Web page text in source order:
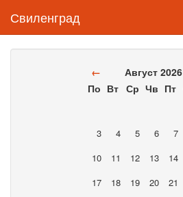
Свиленград
← Август 2026
По Вт Ср Чв Пт
3
4 5 6 7
10
11 12 13 14
17
18 19 20 21